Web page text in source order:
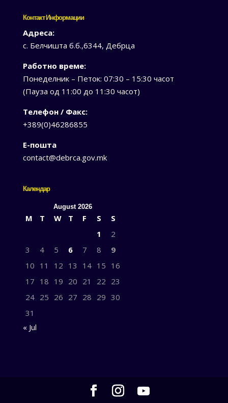
Контакт Информации
Адреса:
с. Белчишта б.б.,6344, Дебрца
Работно време:
Понеделник – Петок: 07:30 – 15:30 часот
(Пауза од 11:00 до 11:30 часот)
Телефон / Факс:
+389(0)46286855
Е-пошта
contact@debrca.gov.mk
Календар
August 2026
M T W T F S
S
1
2
3
4 5 6 7 8
9
10 11 12 13 14 15 16
17 18 19 20 21 22 23
24 25 26 27 28 29 30
31
« Jul